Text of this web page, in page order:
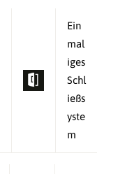
Ein
mal
iges
Schl
ießs
yste
m